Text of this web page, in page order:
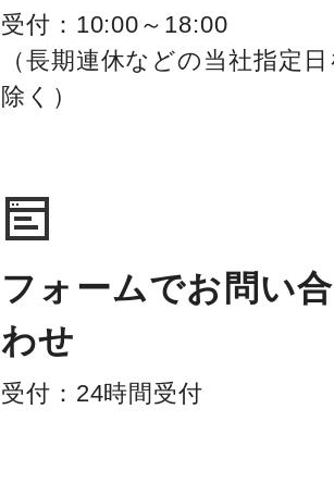
受付：10:00～18:00
（長期連休などの当社指定日
除く）
フォームでお問い合
わせ
受付：24時間受付